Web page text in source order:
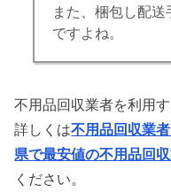
また、梱包し配
ですよね。
不用品回収業者を利用
詳しくは不用品回収業
県で最安値の不用品回
ください。